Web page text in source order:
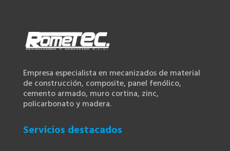
Empresa especialista en mecanizados de material
de construcción, composite, panel fenólico,
cemento armado, muro cortina, zinc,
policarbonato y madera.
Servicios destacados